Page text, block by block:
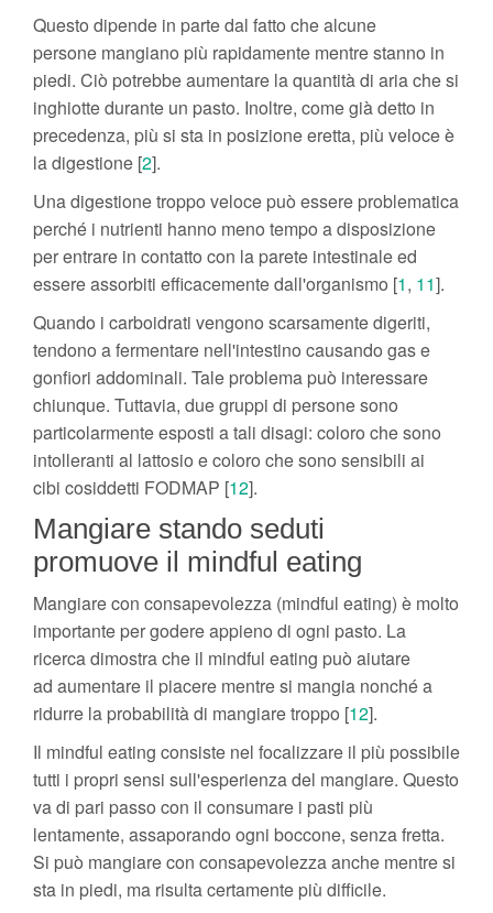
Questo dipende in parte dal fatto che alcune
persone mangiano più rapidamente mentre stanno in
piedi. Ciò potrebbe aumentare la quantità di aria che si
inghiotte durante un pasto. Inoltre, come già detto in
precedenza, più si sta in posizione eretta, più veloce è
la digestione [2].
Una digestione troppo veloce può essere problematica
perché i nutrienti hanno meno tempo a disposizione
per entrare in contatto con la parete intestinale ed
essere assorbiti efficacemente dall'organismo [1, 11].
Quando i carboidrati vengono scarsamente digeriti,
tendono a fermentare nell'intestino causando gas e
gonfiori addominali. Tale problema può interessare
chiunque. Tuttavia, due gruppi di persone sono
particolarmente esposti a tali disagi: coloro che sono
intolleranti al lattosio e coloro che sono sensibili ai
cibi cosiddetti FODMAP [12].
Mangiare stando seduti
promuove il mindful eating
Mangiare con consapevolezza (mindful eating) è molto
importante per godere appieno di ogni pasto. La
ricerca dimostra che il mindful eating può aiutare
ad aumentare il piacere mentre si mangia nonché a
ridurre la probabilità di mangiare troppo [12].
Il mindful eating consiste nel focalizzare il più possibile
tutti i propri sensi sull'esperienza del mangiare. Questo
va di pari passo con il consumare i pasti più
lentamente, assaporando ogni boccone, senza fretta.
Si può mangiare con consapevolezza anche mentre si
sta in piedi, ma risulta certamente più difficile.